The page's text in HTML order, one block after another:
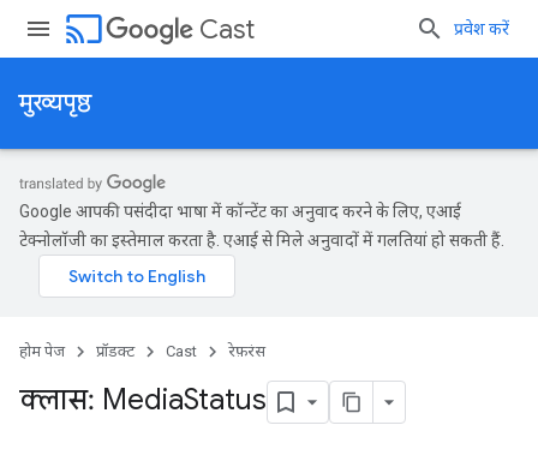
cast Cast प्रवेश करें
मुख्यपृष्ठ
Google आपकी पसंदीदा भाषा में कॉन्टेंट का अनुवाद करने के लिए, एआई
टेक्नोलॉजी का इस्तेमाल करता है. एआई से मिले अनुवादों में गलतियां हो सकती हैं.
होम पेज प्रॉडक्ट Cast रेफ़रंस
क्लास: MediaStatus